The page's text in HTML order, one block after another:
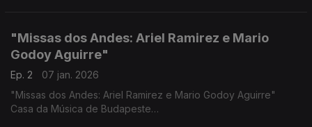
"Missas dos Andes: Ariel Ramirez e Mario
Godoy Aguirre"
Ep. 2
07 jan. 2026
"Missas dos Andes: Ariel Ramirez e Mario Godoy Aguirre"
Casa da Música de Budapeste